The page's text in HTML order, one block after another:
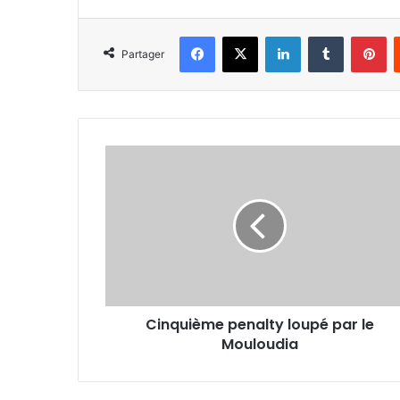
Partager
Facebook
X LinkedinTumblr
Cinquième penalty loupé par le
Mouloudia